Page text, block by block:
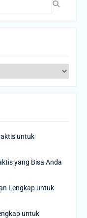
untuk
yang Bisa Anda
Lengkap untuk
untuk